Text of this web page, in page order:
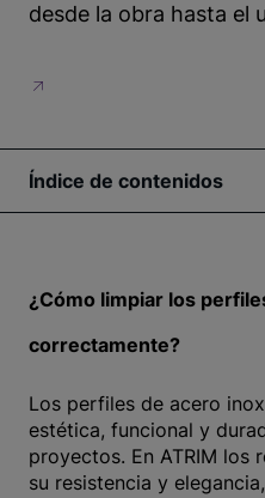
desde la obra hasta el
Índice de contenidos
¿Cómo limpiar los
correctamente?
Los perfiles de acero
estética, funcional y
proyectos. En ATRIM los
su resistencia y